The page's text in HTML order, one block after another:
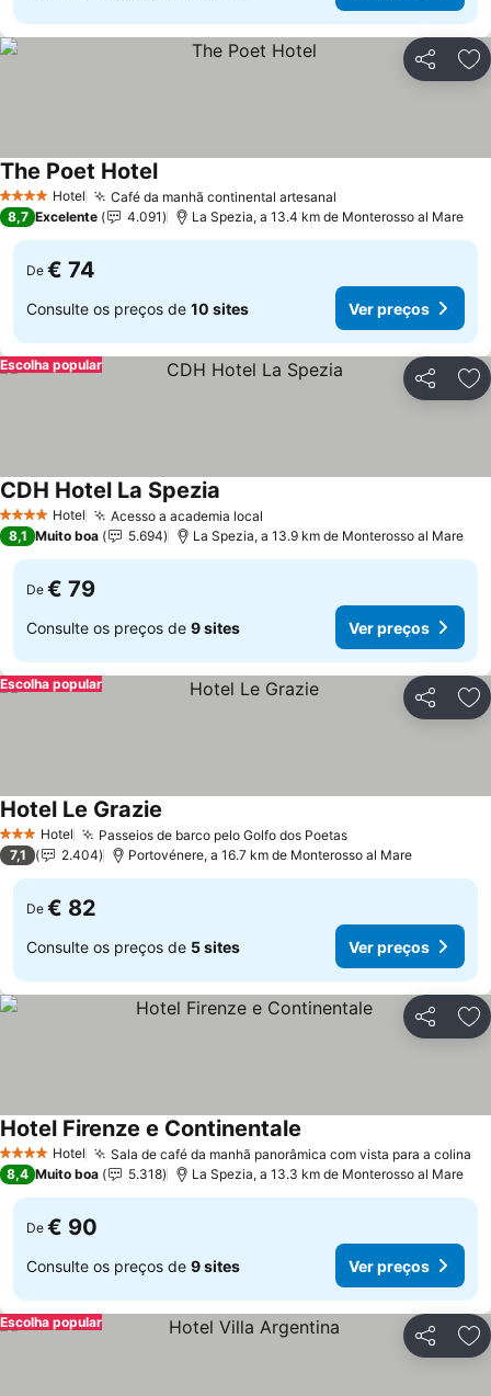
Partilhar
4 EstrelasHotel Café da manhã continental artesanal
The Poet Hotel
8,7 Excelente 4.091 La Spezia, a 13.4 km de Monterosso al Mare
De € 74
Consulte os preços de 10 sites Ver preços
Partilhar
Escolha popular
4 EstrelasHotel Acesso a academia local
CDH Hotel La Spezia
8,1 Muito boa 5.694 La Spezia, a 13.9 km de Monterosso al Mare
De € 79
Consulte os preços de 9 sites Ver preços
Partilhar
Escolha popular
3 EstrelasHotel Passeios de barco pelo Golfo dos Poetas
Hotel Le Grazie
7,1 2.404 Portovénere, a 16.7 km de Monterosso al Mare
De € 82
Consulte os preços de 5 sites Ver preços
Partilhar
4 EstrelasHotel Sala de café da manhã panorâmica com vista para a colina
Hotel Firenze e Continentale
8,4 Muito boa 5.318 La Spezia, a 13.3 km de Monterosso al Mare
De € 90
Consulte os preços de 9 sites Ver preços
Partilhar
Escolha popular